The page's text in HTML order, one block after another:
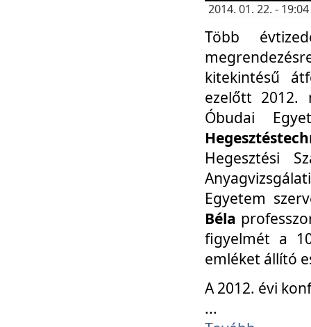
2014. 01. 22. -
Több
kitekintésű
ezelőtt 2012.
Óbudai
Hegesztési
Egyetem
Béla
figyelmét a
emléket állító
A 2012. évi
...